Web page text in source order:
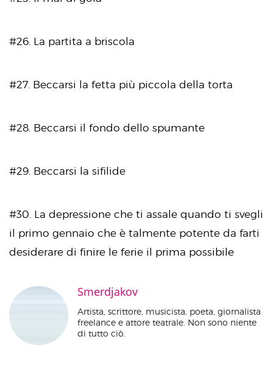
#26. La partita a briscola
#27. Beccarsi la fetta più piccola della torta
#28. Beccarsi il fondo dello spumante
#29. Beccarsi la sifilide
#30. La depressione che ti assale quando ti svegli
il primo gennaio che è talmente potente da farti
desiderare di finire le ferie il prima possibile
Smerdjakov
Artista, scrittore, musicista, poeta, giornalista
freelance e attore teatrale. Non sono niente
di tutto ciò.